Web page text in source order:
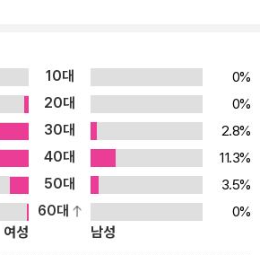
지문&통합사고력 문제, 최상위 독해 도전
추천 포인트 1.
떻게 해요? 초등 독해 초보라면, [기본편]
로 독해 감각을 키우고 싶은 실력 있는 초등
! 3. 하루 4쪽으로 꾸준히 공부의 기본기를
편]+[실력편] 추천! 4. 국어의 시작과 완성
, 《기적의 독해력》 + 《기적의 독서 논술》
10대
0%
20대
0%
30대
2.8%
40대
11.3%
50대
3.5%
60대
0%
여성
남성